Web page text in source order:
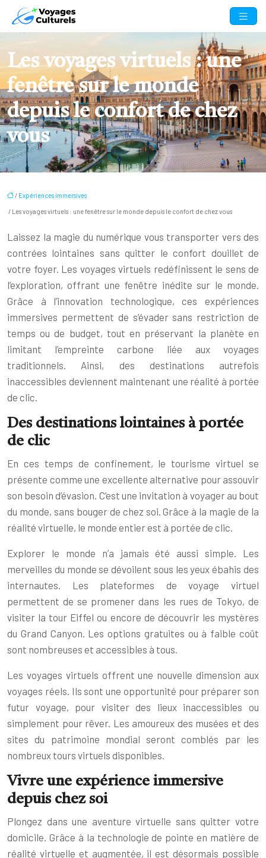
Les voyages virtuels : une
fenêtre sur le monde
depuis le confort de chez
vous
/ Expériences immersives
/ Les voyages virtuels : une fenêtre sur le monde depuis le confort de chez vous
Laissez la magie du numérique vous transporter vers des
contrées lointaines sans quitter le confort douillet de
votre foyer. Les voyages virtuels redéfinissent le sens de
l’exploration, offrant une fenêtre inédite sur le monde.
Grâce à l’innovation technologique, ces expériences
immersives permettent de s’évader sans restriction de
temps ou de budget, tout en préservant la planète en
limitant l’empreinte carbone liée aux voyages
traditionnels. Ainsi, des destinations autrefois
inaccessibles deviennent maintenant une réalité à portée
de clic.
Des destinations lointaines à portée
de clic
En ces temps de confinement, le tourisme virtuel se
présente comme une excellente alternative pour assouvir
son besoin d’évasion. C’est une invitation à voyager au bout
du monde, sans bouger de chez soi. Grâce à la magie de la
réalité virtuelle, le monde entier est à portée de clic.
Explorer le monde n’a jamais été aussi simple. Les
merveilles du monde se dévoilent sous les yeux ébahis des
internautes. Les plateformes de voyage virtuel
permettent de se promener dans les rues de Tokyo, de
visiter la tour Eiffel ou encore de découvrir les mystères
du Grand Canyon. Les options gratuites ou à faible coût
sont nombreuses et accessibles à tous.
Les voyages virtuels offrent une nouvelle dimension aux
voyages réels. Ils sont une opportunité pour préparer son
futur voyage, pour visiter des lieux inaccessibles ou
simplement pour rêver. Les amoureux des musées et des
sites du patrimoine mondial seront comblés par les
nombreux tours virtuels disponibles.
Vivre une expérience immersive
depuis chez soi
Plongez dans une aventure virtuelle sans quitter votre
domicile. Grâce à la technologie de pointe en matière de
réalité virtuelle et augmentée, il est désormais possible